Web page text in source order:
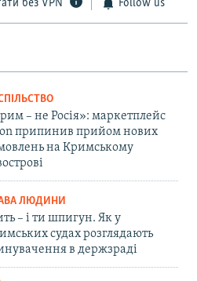
без VPN Follow us
– не Росія»: маркетплейс
припинив прийом нових
на Кримському
ЛЮДИНИ
– і ти шпигун. Як у
судах розглядають
в держзраді